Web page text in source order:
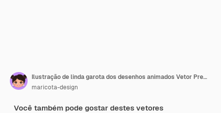
Ilustração de linda garota dos desenhos animados Vetor Premium
maricota-design
Você também pode gostar destes vetores